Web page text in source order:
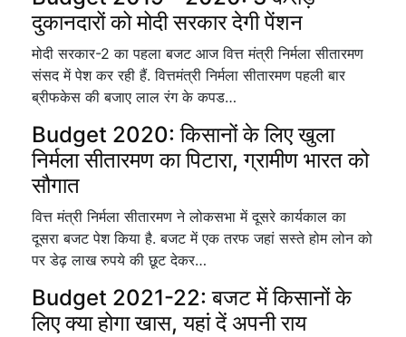
दुकानदारों को मोदी सरकार देगी पेंशन
मोदी सरकार-2 का पहला बजट आज वित्त मंत्री निर्मला सीतारमण
संसद में पेश कर रही हैं. वित्तमंत्री निर्मला सीतारमण पहली बार
ब्रीफकेस की बजाए लाल रंग के कपड…
Budget 2020: किसानों के लिए खुला
निर्मला सीतारमण का पिटारा, ग्रामीण भारत को
सौगात
वित्त मंत्री निर्मला सीतारमण ने लोकसभा में दूसरे कार्यकाल का
दूसरा बजट पेश किया है. बजट में एक तरफ जहां सस्ते होम लोन को
पर डेढ़ लाख रुपये की छूट देकर…
Budget 2021-22: बजट में किसानों के
लिए क्या होगा खास, यहां दें अपनी राय